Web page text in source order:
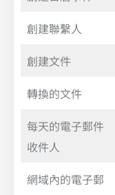
創建聯繫人
創建文件
轉換的文件
每天的電子郵件
收件人
網域內的電子郵